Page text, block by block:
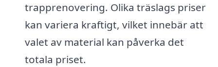
trapprenovering. Olika träslags priser
kan variera kraftigt, vilket innebär att
valet av material kan påverka det
totala priset.